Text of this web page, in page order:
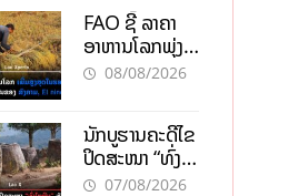
FAO ຊີ້ ລາຄາ
ອາຫານໂລກພຸ່ງ
ສູງສຸດໃນຮອບ 3
ສົງຄາມ, El
nino
08/08/2026
ນັກບູຮານຄະດີໄຂ
ປິດສະໜາ “ທົ່ງ
ໄຫຫີນ” ຫຼັງພົບ
07/08/2026